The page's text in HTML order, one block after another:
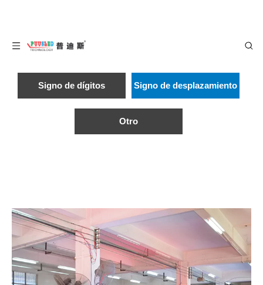
Signo de dígitos Signo de desplazamiento
Otro